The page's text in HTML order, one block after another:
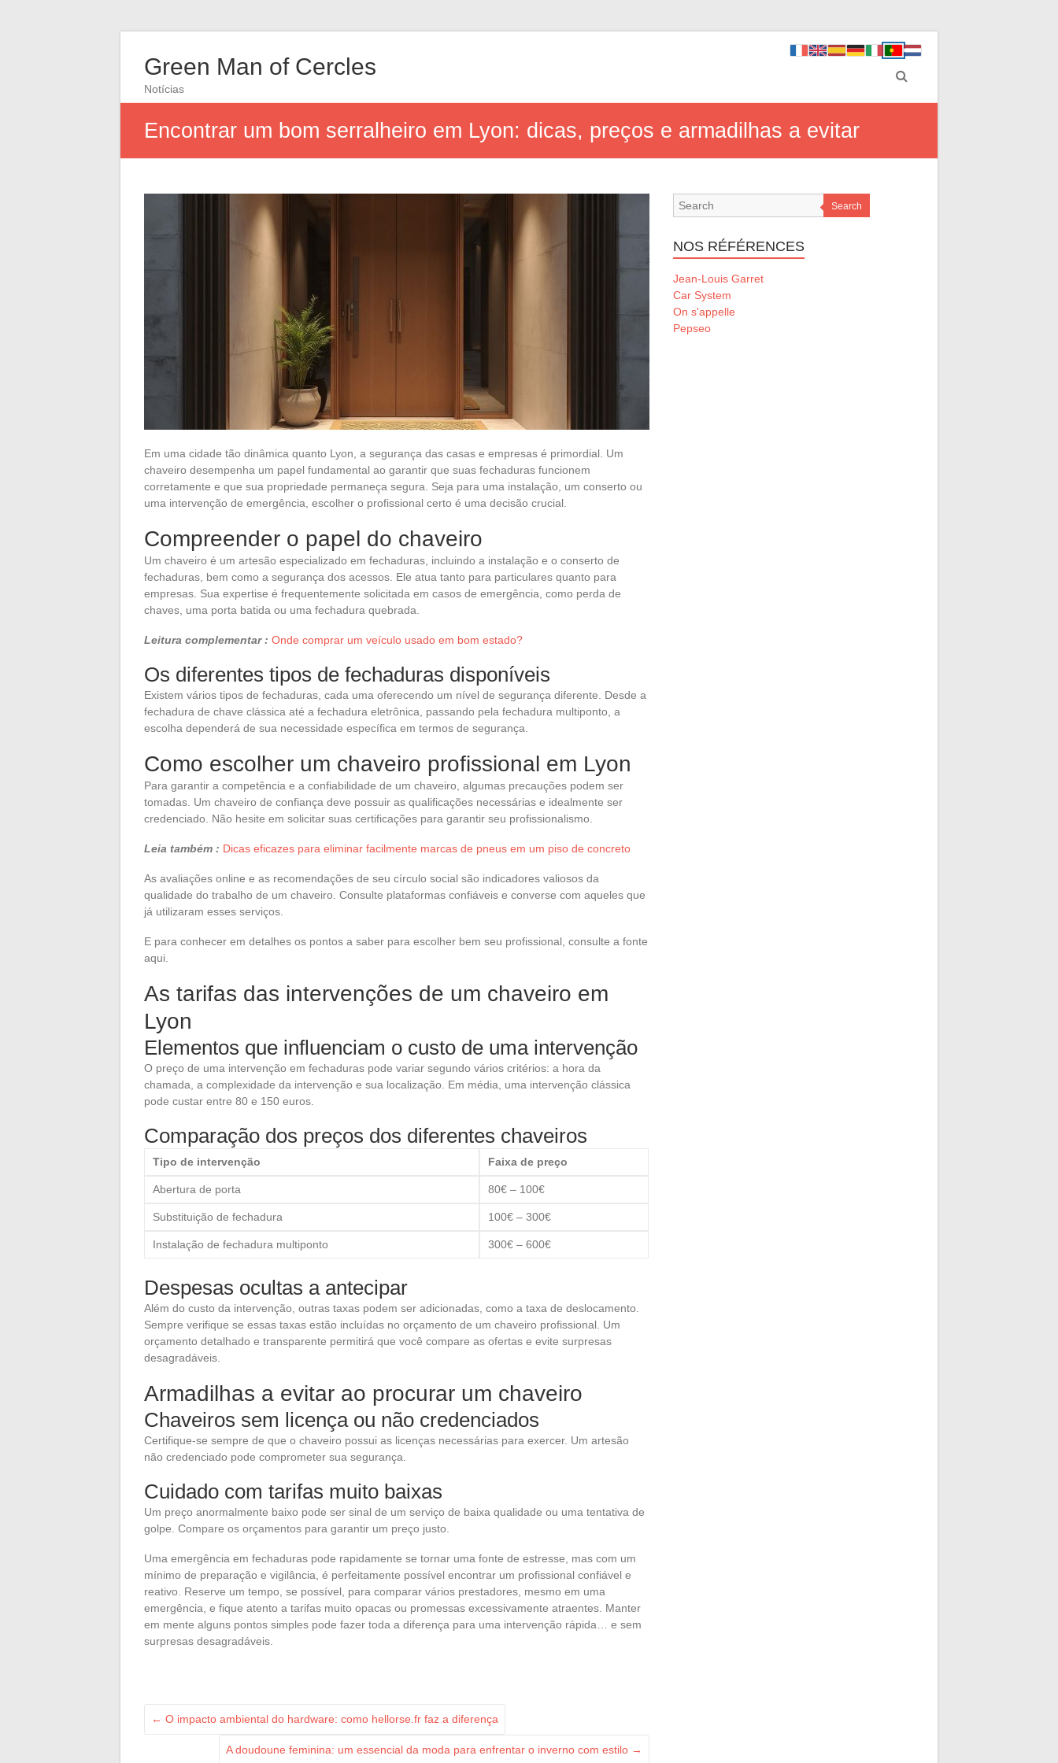
Green Man of Cercles
Notícias
Encontrar um bom serralheiro em Lyon: dicas, preços e armadilhas a evitar
Em uma cidade tão dinâmica quanto Lyon, a segurança das casas e empresas é primordial. Um
chaveiro desempenha um papel fundamental ao garantir que suas fechaduras funcionem
corretamente e que sua propriedade permaneça segura. Seja para uma instalação, um conserto ou
uma intervenção de emergência, escolher o profissional certo é uma decisão crucial.
Compreender o papel do chaveiro
Um chaveiro é um artesão especializado em fechaduras, incluindo a instalação e o conserto de
fechaduras, bem como a segurança dos acessos. Ele atua tanto para particulares quanto para
empresas. Sua expertise é frequentemente solicitada em casos de emergência, como perda de
chaves, uma porta batida ou uma fechadura quebrada.
Leitura complementar : Onde comprar um veículo usado em bom estado?
Os diferentes tipos de fechaduras disponíveis
Existem vários tipos de fechaduras, cada uma oferecendo um nível de segurança diferente. Desde a
fechadura de chave clássica até a fechadura eletrônica, passando pela fechadura multiponto, a
escolha dependerá de sua necessidade específica em termos de segurança.
Como escolher um chaveiro profissional em Lyon
Para garantir a competência e a confiabilidade de um chaveiro, algumas precauções podem ser
tomadas. Um chaveiro de confiança deve possuir as qualificações necessárias e idealmente ser
credenciado. Não hesite em solicitar suas certificações para garantir seu profissionalismo.
Leia também : Dicas eficazes para eliminar facilmente marcas de pneus em um piso de concreto
As avaliações online e as recomendações de seu círculo social são indicadores valiosos da
qualidade do trabalho de um chaveiro. Consulte plataformas confiáveis e converse com aqueles que
já utilizaram esses serviços.
E para conhecer em detalhes os pontos a saber para escolher bem seu profissional, consulte a fonte
aqui.
As tarifas das intervenções de um chaveiro em
Lyon
Elementos que influenciam o custo de uma intervenção
O preço de uma intervenção em fechaduras pode variar segundo vários critérios: a hora da
chamada, a complexidade da intervenção e sua localização. Em média, uma intervenção clássica
pode custar entre 80 e 150 euros.
Comparação dos preços dos diferentes chaveiros
Tipo de intervenção Faixa de preço
Abertura de porta 80€ – 100€
Substituição de fechadura 100€ – 300€
Instalação de fechadura multiponto 300€ – 600€
Despesas ocultas a antecipar
Além do custo da intervenção, outras taxas podem ser adicionadas, como a taxa de deslocamento.
Sempre verifique se essas taxas estão incluídas no orçamento de um chaveiro profissional. Um
orçamento detalhado e transparente permitirá que você compare as ofertas e evite surpresas
desagradáveis.
Armadilhas a evitar ao procurar um chaveiro
Chaveiros sem licença ou não credenciados
Certifique-se sempre de que o chaveiro possui as licenças necessárias para exercer. Um artesão
não credenciado pode comprometer sua segurança.
Cuidado com tarifas muito baixas
Um preço anormalmente baixo pode ser sinal de um serviço de baixa qualidade ou uma tentativa de
golpe. Compare os orçamentos para garantir um preço justo.
Uma emergência em fechaduras pode rapidamente se tornar uma fonte de estresse, mas com um
mínimo de preparação e vigilância, é perfeitamente possível encontrar um profissional confiável e
reativo. Reserve um tempo, se possível, para comparar vários prestadores, mesmo em uma
emergência, e fique atento a tarifas muito opacas ou promessas excessivamente atraentes. Manter
em mente alguns pontos simples pode fazer toda a diferença para uma intervenção rápida… e sem
surpresas desagradáveis.
← O impacto ambiental do hardware: como hellorse.fr faz a diferença
A doudoune feminina: um essencial da moda para enfrentar o inverno com estilo →
Search
NOS RÉFÉRENCES
Jean-Louis Garret
Car System
On s'appelle
Pepseo